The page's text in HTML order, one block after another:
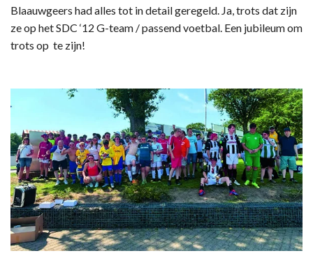
Blaauwgeers had alles tot in detail geregeld. Ja, trots dat zijn
ze op het SDC ‘12 G-team / passend voetbal. Een jubileum om
trots op te zijn!